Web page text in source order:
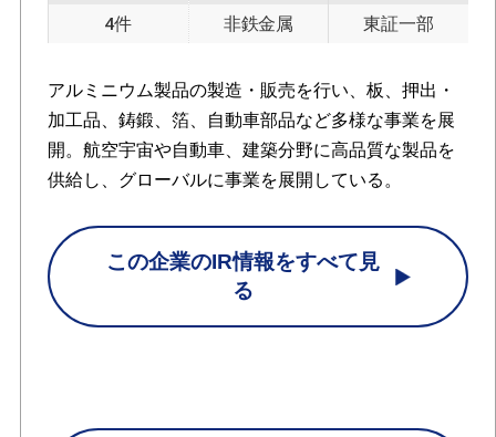
4件 非鉄金属 東証一部
アルミニウム製品の製造・販売を行い、板、押出・
加工品、鋳鍛、箔、自動車部品など多様な事業を展
開。航空宇宙や自動車、建築分野に高品質な製品を
供給し、グローバルに事業を展開している。
この企業のIR情報をすべて見
る